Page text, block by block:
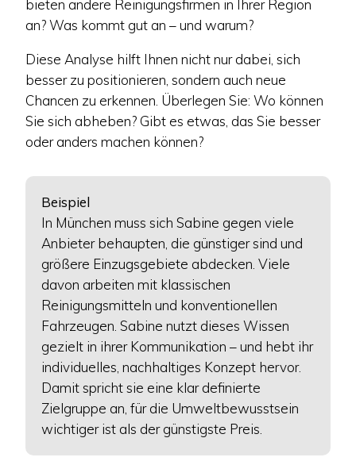
bieten andere Reinigungsfirmen in Ihrer Region
an? Was kommt gut an – und warum?
Diese Analyse hilft Ihnen nicht nur dabei, sich
besser zu positionieren, sondern auch neue
Chancen zu erkennen. Überlegen Sie: Wo können
Sie sich abheben? Gibt es etwas, das Sie besser
oder anders machen können?
Beispiel
In München muss sich Sabine gegen viele
Anbieter behaupten, die günstiger sind und
größere Einzugsgebiete abdecken. Viele
davon arbeiten mit klassischen
Reinigungsmitteln und konventionellen
Fahrzeugen. Sabine nutzt dieses Wissen
gezielt in ihrer Kommunikation – und hebt ihr
individuelles, nachhaltiges Konzept hervor.
Damit spricht sie eine klar definierte
Zielgruppe an, für die Umweltbewusstsein
wichtiger ist als der günstigste Preis.